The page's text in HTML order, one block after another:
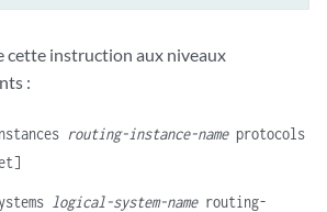
cette instruction aux niveaux
:
routing-instance-nameprotocols
logical-system-namerouting-